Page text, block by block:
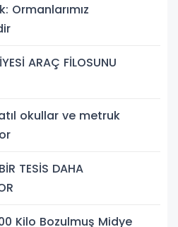
Ormanlarımız
ARAÇ FİLOSUNU
okullar ve metruk
TESİS DAHA
Kilo Bozulmuş Midye